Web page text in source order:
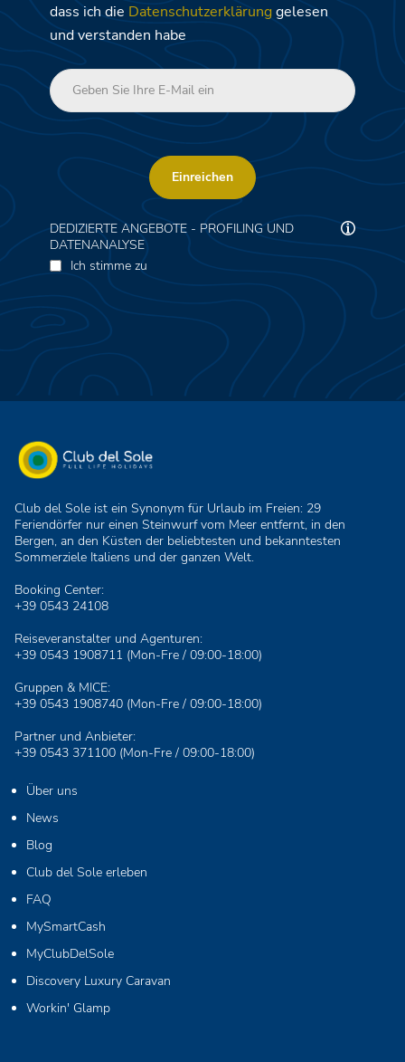
dass ich die Datenschutzerklärunggelesen
und verstanden habe
Einreichen
DEDIZIERTE ANGEBOTE - PROFILING UND
DATENANALYSE
Ich stimme zu
Club del Sole ist ein Synonym für Urlaub im Freien: 29
Feriendörfer nur einen Steinwurf vom Meer entfernt, in den
Bergen, an den Küsten der beliebtesten und bekanntesten
Sommerziele Italiens und der ganzen Welt.
Booking Center:
+39 0543 24108
Reiseveranstalter und Agenturen:
+39 0543 1908711 (Mon-Fre / 09:00-18:00)
Gruppen & MICE:
+39 0543 1908740 (Mon-Fre / 09:00-18:00)
Partner und Anbieter:
+39 0543 371100 (Mon-Fre / 09:00-18:00)
Über uns
News
Blog
Club del Sole erleben
FAQ
MySmartCash
MyClubDelSole
Discovery Luxury Caravan
Workin' Glamp